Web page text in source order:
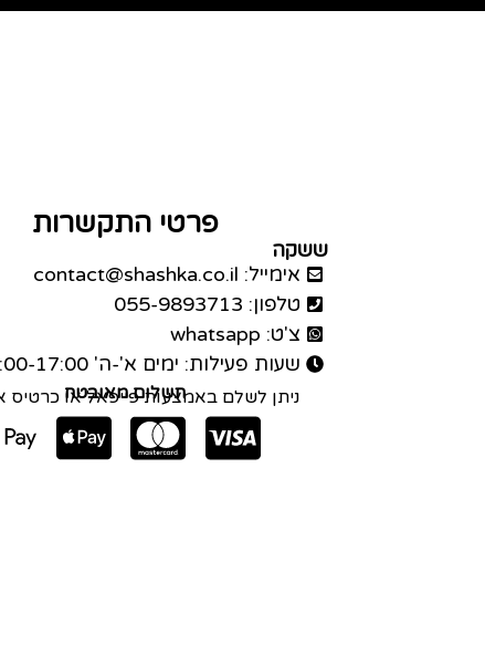
פרטי התקשרות
ששקה
אימייל: contact@shashka.co.il
טלפון: 055-9893713
צ'ט: whatsapp
שעות פעילות: ימים א'-ה' 10:00-17:00
תשלום מאובטח
ניתן לשלם באמצעות פייפאל או כרטיס